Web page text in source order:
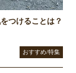
つけることは？
おすすめ/特集